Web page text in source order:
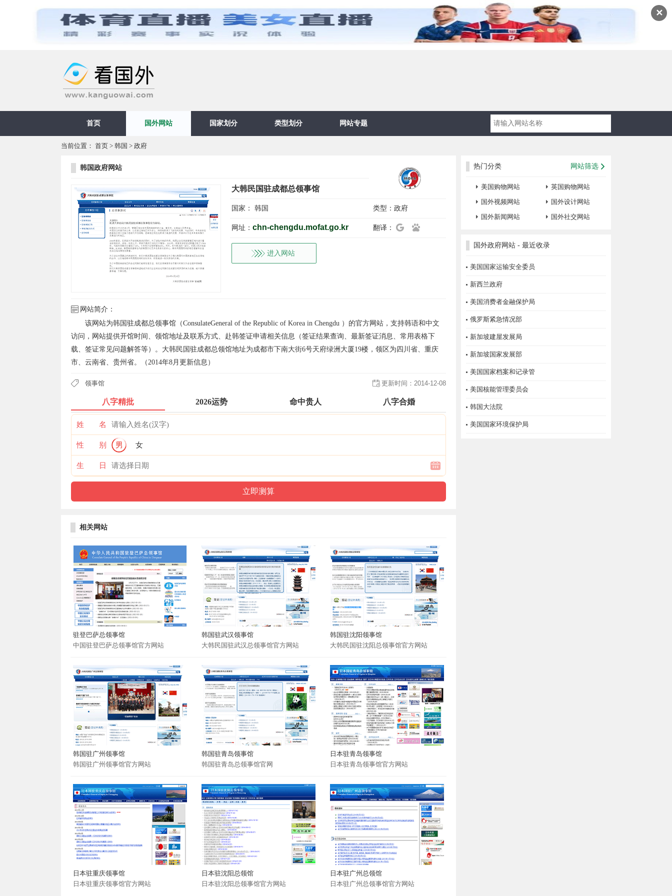
✕
首页 国外网站 国家划分 类型划分 网站专题
当前位置： 首页 > 韩国 > 政府
韩国政府网站
大韩民国驻成都总领事馆
国家： 韩国 类型： 政府
网址： chn-chengdu.mofat.go.kr 翻译：
进入网站
网站简介：
该网站为韩国驻成都总领事馆（ConsulateGeneral of the Republic of Korea in Chengdu ）的官方网站，支持韩语和中文
访问，网站提供开馆时间、领馆地址及联系方式、赴韩签证申请相关信息（签证结果查询、最新签证消息、常用表格下
载、签证常见问题解答等）。大韩民国驻成都总领馆地址为成都市下南大街6号天府绿洲大厦19楼，领区为四川省、重庆
市、云南省、贵州省。（2014年8月更新信息）
领事馆 更新时间： 2014-12-08
八字精批 2026运势 命中贵人 八字合婚
姓 名
性 别 男 女
生 日
相关网站
驻登巴萨总领事馆
中国驻登巴萨总领事馆官方网站
韩国驻武汉领事馆
大韩民国驻武汉总领事馆官方网站
韩国驻沈阳领事馆
大韩民国驻沈阳总领事馆官方网站
韩国驻广州领事馆
韩国驻广州领事馆官方网站
韩国驻青岛领事馆
韩国驻青岛总领事馆官网
日本驻青岛领事馆
日本驻青岛领事馆官方网站
日本驻重庆领事馆
日本驻重庆领事馆官方网站
日本驻沈阳总领馆
日本驻沈阳总领事馆官方网站
日本驻广州总领馆
日本驻广州总领事馆官方网站
热门分类 网站筛选
美国购物网站
英国购物网站
国外视频网站
国外设计网站
国外新闻网站
国外社交网站
国外政府网站 - 最近收录
美国国家运输安全委员
新西兰政府
美国消费者金融保护局
俄罗斯紧急情况部
新加坡建屋发展局
新加坡国家发展部
美国国家档案和记录管
美国核能管理委员会
韩国大法院
美国国家环境保护局